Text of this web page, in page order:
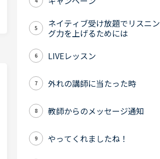
5
ネイティブ受け放題でリスニン
グ力を上げるためには
6 LIVEレッスン
7 外れの講師に当たった時
8 教師からのメッセージ通知
9 やってくれましたね！